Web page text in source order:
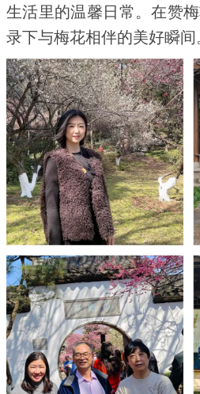
生活里的温馨日常。在赞
录下与梅花相伴的美好瞬间